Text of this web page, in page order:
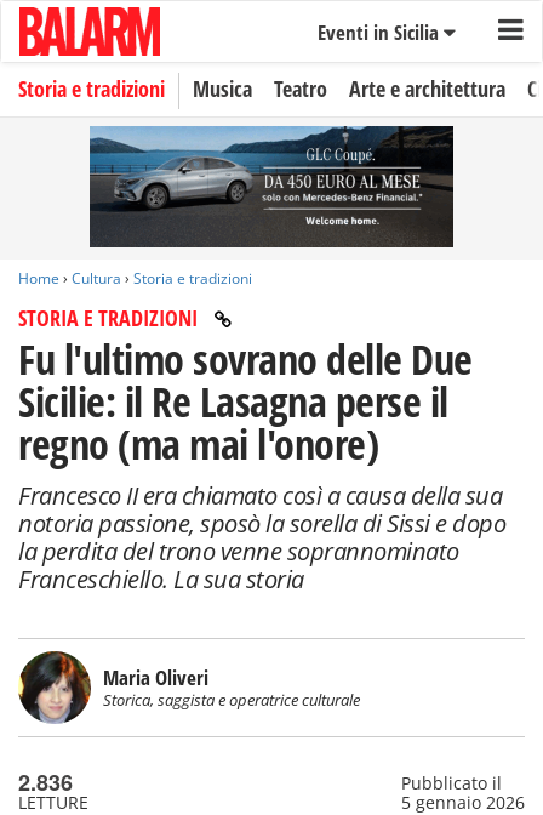
Eventi in Sicilia
Storia e tradizioni Musica Teatro Arte e architettura
Home › Cultura › Storia e tradizioni
STORIA E TRADIZIONI
Fu l'ultimo sovrano delle Due
Sicilie: il Re Lasagna perse il
regno (ma mai l'onore)
Francesco II era chiamato così a causa della sua
notoria passione, sposò la sorella di Sissi e dopo
la perdita del trono venne soprannominato
Franceschiello. La sua storia
Maria Oliveri
Storica, saggista e operatrice culturale
2.836
LETTURE
Pubblicato il
5 gennaio 2026